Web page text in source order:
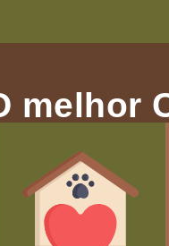
melhor